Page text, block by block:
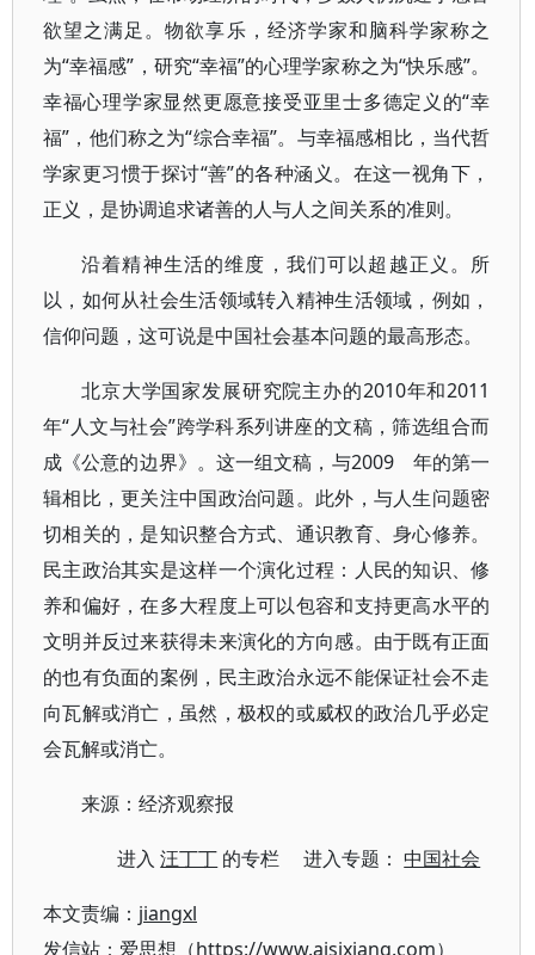
欲望之满足。物欲享乐，经济学家和脑科学家称之
为“幸福感”，研究“幸福”的心理学家称之为“快乐感”。
幸福心理学家显然更愿意接受亚里士多德定义的“幸
福”，他们称之为“综合幸福”。与幸福感相比，当代哲
学家更习惯于探讨“善”的各种涵义。在这一视角下，
正义，是协调追求诸善的人与人之间关系的准则。
沿着精神生活的维度，我们可以超越正义。所
以，如何从社会生活领域转入精神生活领域，例如，
信仰问题，这可说是中国社会基本问题的最高形态。
北京大学国家发展研究院主办的2010年和2011
年“人文与社会”跨学科系列讲座的文稿，筛选组合而
成《公意的边界》。这一组文稿，与2009 年的第一
辑相比，更关注中国政治问题。此外，与人生问题密
切相关的，是知识整合方式、通识教育、身心修养。
民主政治其实是这样一个演化过程：人民的知识、修
养和偏好，在多大程度上可以包容和支持更高水平的
文明并反过来获得未来演化的方向感。由于既有正面
的也有负面的案例，民主政治永远不能保证社会不走
向瓦解或消亡，虽然，极权的或威权的政治几乎必定
会瓦解或消亡。
来源：经济观察报
进入汪丁丁 的专栏 进入专题：中国社会
本文责编： jiangxl
发信站：爱思想（https://www.aisixiang.com）